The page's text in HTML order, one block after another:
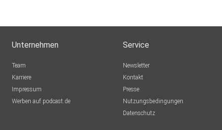
Unternehmen
Team
Karriere
Impressum
Werben auf podcast.de
Service
Newsletter
Kontakt
Presse
Nutzungsbedingungen
Datenschutz